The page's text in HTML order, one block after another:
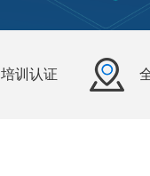
培训认证